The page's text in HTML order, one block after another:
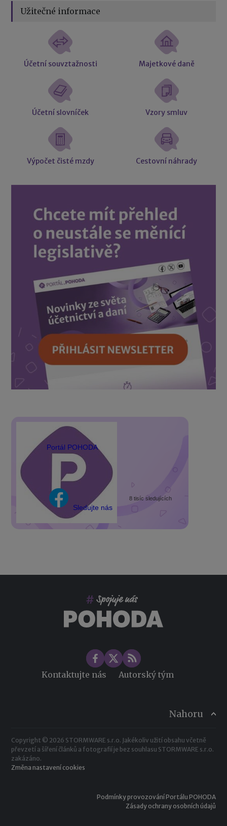
Užitečné informace
Účetní souvztažnosti Majetkové daně
Účetní slovníček Vzory smluv
Výpočet čisté mzdy Cestovní náhrady
Portál POHODA
Sledujte nás
8 tisíc sledujících
Kontaktujte nás Autorský tým
Nahoru
Copyright © 2026 STORMWARE s.r.o. Jakékoliv užití obsahu včetně
převzetí a šíření článků a fotografií je bez souhlasu STORMWARE s.r.o.
zakázáno.
Změna nastavení cookies
Podmínky provozování Portálu POHODA
Zásady ochrany osobních údajů